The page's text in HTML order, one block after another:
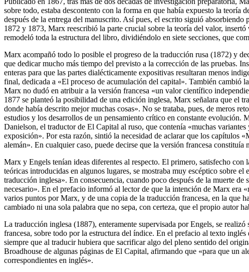
sobre todo, estaba descontento con la forma en que había expuesto la
después de la entrega del manuscrito. Así pues, el escrito siguió
1872 y 1873, Marx reescribió la parte crucial sobre la teoría del valor,
remodeló toda la estructura del libro, dividiéndolo en siete secciones, que
Marx acompañó todo lo posible el progreso de la traducción rusa (1872) y
que dedicar mucho más tiempo del previsto a la corrección de las pruebas.
enteras para que las partes dialécticamente expositivas resultaran menos
final, dedicada a «El proceso de acumulación del capital». También cambió
Marx no dudó en atribuir a la versión francesa «un valor científico
1877 se planteó la posibilidad de una edición inglesa, Marx señalara que el
donde había descrito mejor muchas cosas». No se trataba, pues, de meros
estudios y los desarrollos de un pensamiento crítico en constante
Danielson, el traductor de El Capital al ruso, que contenía «muchas
exposición». Por esta razón, sintió la necesidad de aclarar que los
alemán». En cualquier caso, puede decirse que la versión francesa constituía
Marx y Engels tenían ideas diferentes al respecto. El primero, satisfecho con
teóricas introducidas en algunos lugares, se mostraba muy escéptico sobre
traducción inglesa». En consecuencia, cuando poco después de la muerte
necesario». En el prefacio informó al lector de que la intención de Marx era
varios puntos por Marx, y de una copia de la traducción francesa, en la que
cambiado ni una sola palabra que no sepa, con certeza, que el propio autor
La traducción inglesa (1887), enteramente supervisada por Engels, se
francesa, sobre todo por la estructura del índice. En el prefacio al texto
siempre que al traducir hubiera que sacrificar algo del pleno sentido del
Broadhouse de algunas páginas de El Capital, afirmando que «para que un
correspondientes en inglés».